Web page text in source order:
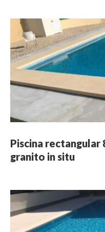
Piscina rectangular
granito in situ